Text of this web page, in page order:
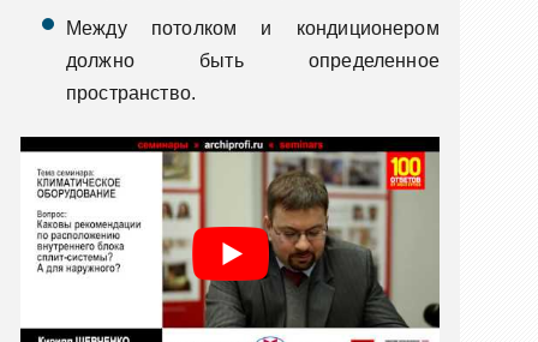
Между потолком и кондиционером
должно быть определенное
пространство.